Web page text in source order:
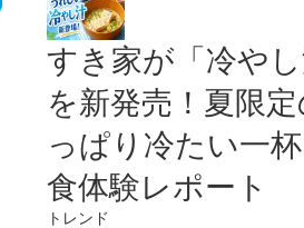
すき家が「冷やし
を新発売！夏限定
っぱり冷たい一
食体験レポート
トレンド